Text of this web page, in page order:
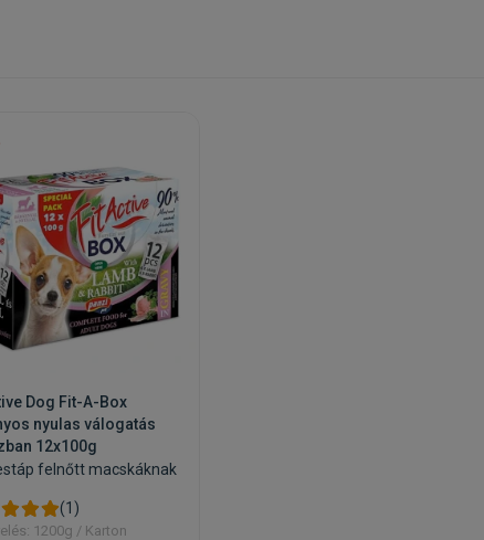
Dog Fit-A-Box
nyulas válogatás
12x100g
felnőtt macskáknak
(1)
1200g / Karton